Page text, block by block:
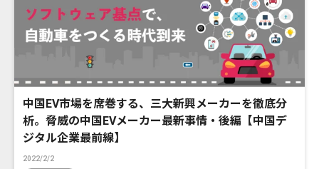
中国EV市場を席巻する、三大新興メーカーを徹底分
析。脅威の中国EVメーカー最新事情・後編【中国デ
ジタル企業最前線】
2022/2/2